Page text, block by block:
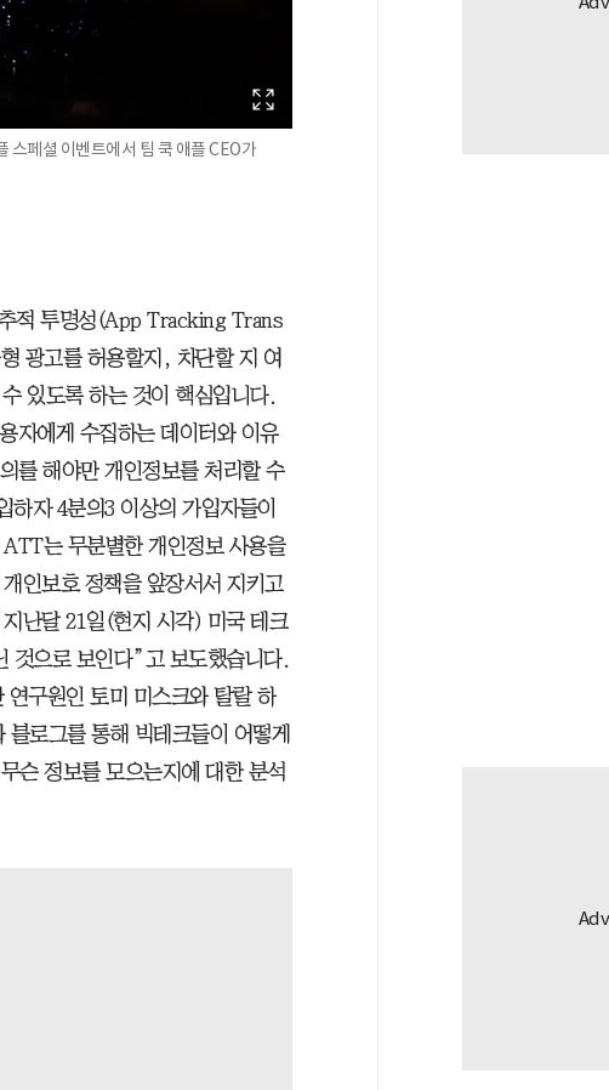
페셜 이벤트에서 팀 쿡 애플 CEO가
적 투명성(App Tracking Trans
광고를 허용할지, 차단할 지 여
있도록 하는 것이 핵심입니다.
자에게 수집하는 데이터와 이유
를 해야만 개인정보를 처리할 수
자 4분의3 이상의 가입자들이
는 무분별한 개인정보 사용을
인보호 정책을 앞장서서 지키고
난달 21일(현지 시각) 미국 테크
것으로 보인다”고 보도했습니다.
구원인 토미 미스크와 탈랄 하
로그를 통해 빅테크들이 어떻게
슨 정보를 모으는지에 대한 분석